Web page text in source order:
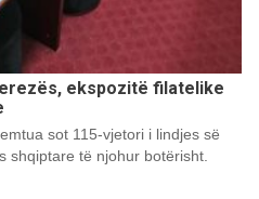
ekspozitë filatelike
sot 115-vjetori i lindjes së
shqiptare të njohur botërisht.